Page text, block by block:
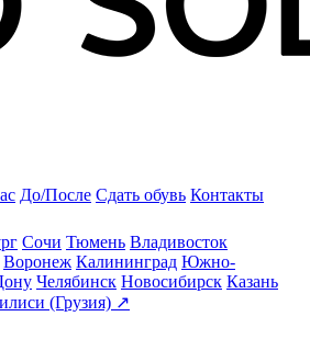
До/После Сдать обувь Контакты
Сочи Тюмень Владивосток
Воронеж Калининград Южно-
Челябинск Новосибирск Казань
(Грузия) ↗